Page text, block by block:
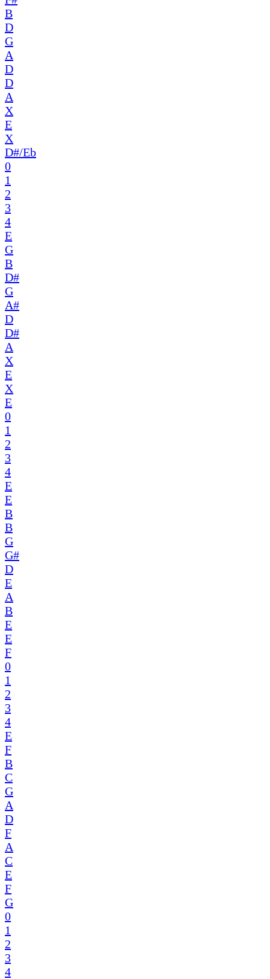
B
D
G
A
D
D
A
X
E
X
D#/Eb
0
1
2
3
4
E
G
B
D#
G
A#
D
D#
A
X
E
X
E
0
1
2
3
4
E
E
B
B
G
G#
D
E
A
B
E
E
F
0
1
2
3
4
E
F
B
C
G
A
D
F
A
C
E
F
G
0
1
2
3
4